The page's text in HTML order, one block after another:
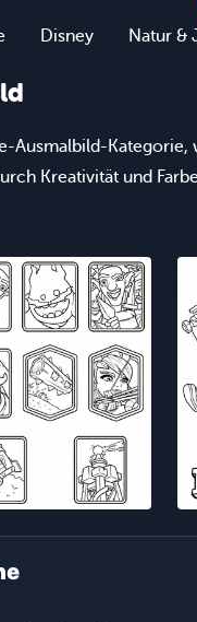
Disney Natur &
Ausmalbild-Kategorie,
Kreativität und